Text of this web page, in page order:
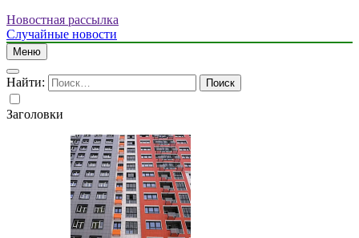
Новостная рассылка
Случайные новости
Меню
Найти:
Заголовки